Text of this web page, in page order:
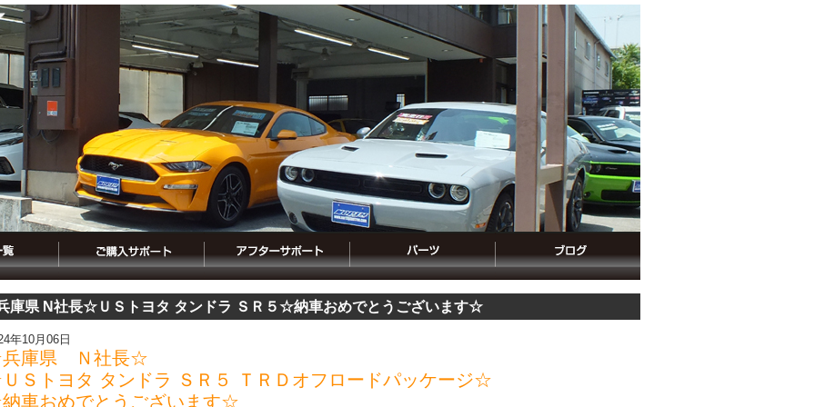
庫県 N社長☆ＵＳトヨタ タンドラ ＳＲ５☆納車おめでとうございます☆
年10月06日
庫県 Ｎ社長☆
Ｓトヨタ タンドラ ＳＲ５ ＴＲＤオフロードパッケージ☆
車おめでとうございます☆